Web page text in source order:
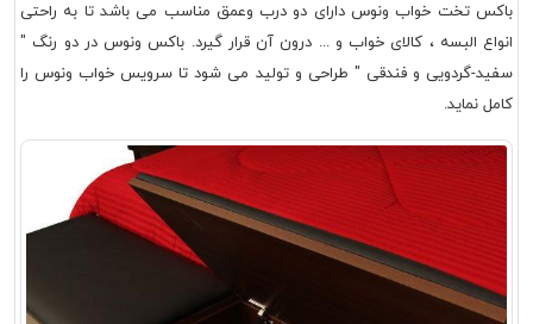
باکس تخت خواب ونوس دارای دو درب وعمق مناسب می باشد تا به راحتی
انواع البسه ، کالای خواب و ... درون آن قرار گیرد. باکس ونوس در دو رنگ "
سفید-گردویی و فندقی " طراحی و تولید می شود تا سرویس خواب ونوس را
کامل نماید.